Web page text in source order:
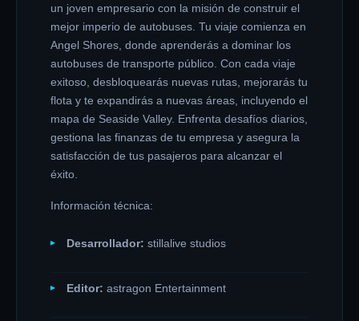
un joven empresario con la misión de construir el
mejor imperio de autobuses. Tu viaje comienza en
Angel Shores, donde aprenderás a dominar los
autobuses de transporte público. Con cada viaje
exitoso, desbloquearás nuevas rutas, mejorarás tu
flota y te expandirás a nuevas áreas, incluyendo el
mapa de Seaside Valley. Enfrenta desafíos diarios,
gestiona las finanzas de tu empresa y asegura la
satisfacción de tus pasajeros para alcanzar el
éxito.
Información técnica:
Desarrollador: stillalive studios
Editor: astragon Entertainment